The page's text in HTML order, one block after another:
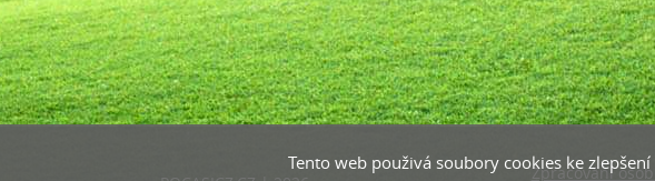
Zpracování
Tento web použivá soubory cookies ke